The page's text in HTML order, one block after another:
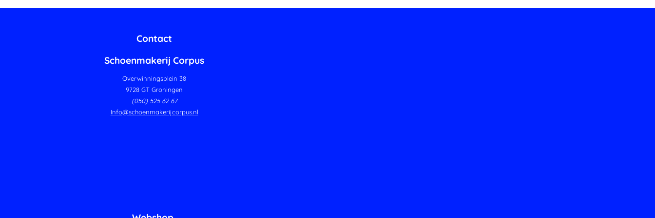
Contact
Schoenmakerij Corpus
Overwinningsplein 38
9728 GT Groningen
(050) 525 62 67
Info@schoenmakerijcorpus.nl